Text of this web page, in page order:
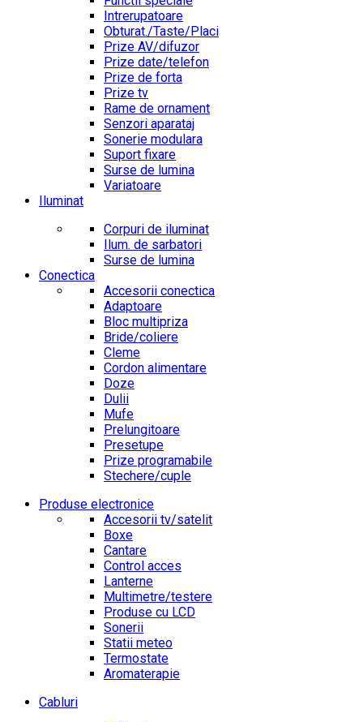
Intrerupatoare
Obturat./Taste/Placi
Prize AV/difuzor
Prize date/telefon
Prize de forta
Prize tv
Rame de ornament
Senzori aparataj
Sonerie modulara
Suport fixare
Surse de lumina
Variatoare
Iluminat
Corpuri de iluminat
Ilum. de sarbatori
Surse de lumina
Conectica
Accesorii conectica
Adaptoare
Bloc multipriza
Bride/coliere
Cleme
Cordon alimentare
Doze
Dulii
Mufe
Prelungitoare
Presetupe
Prize programabile
Stechere/cuple
Produse electronice
Accesorii tv/satelit
Boxe
Cantare
Control acces
Lanterne
Multimetre/testere
Produse cu LCD
Sonerii
Statii meteo
Termostate
Aromaterapie
Cabluri